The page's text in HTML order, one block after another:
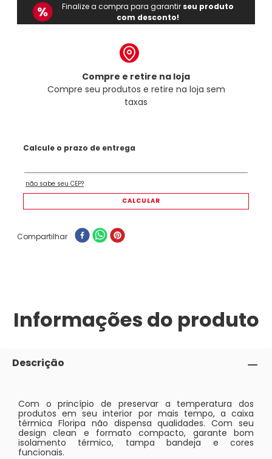
Finalize a compra para garantir seu produto
com desconto!
Compre e retire na loja
Compre seu produtos e retire na loja sem
taxas
Compartilhar
Informações do produto
Descrição
Com o princípio de preservar a temperatura dos
produtos em seu interior por mais tempo, a caixa
térmica Floripa não dispensa qualidades. Com seu
design clean e formato compacto, garante bom
isolamento térmico, tampa bandeja e cores
funcionais.